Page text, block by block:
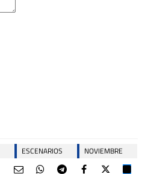
ESCENARIOS NOVIEMBRE